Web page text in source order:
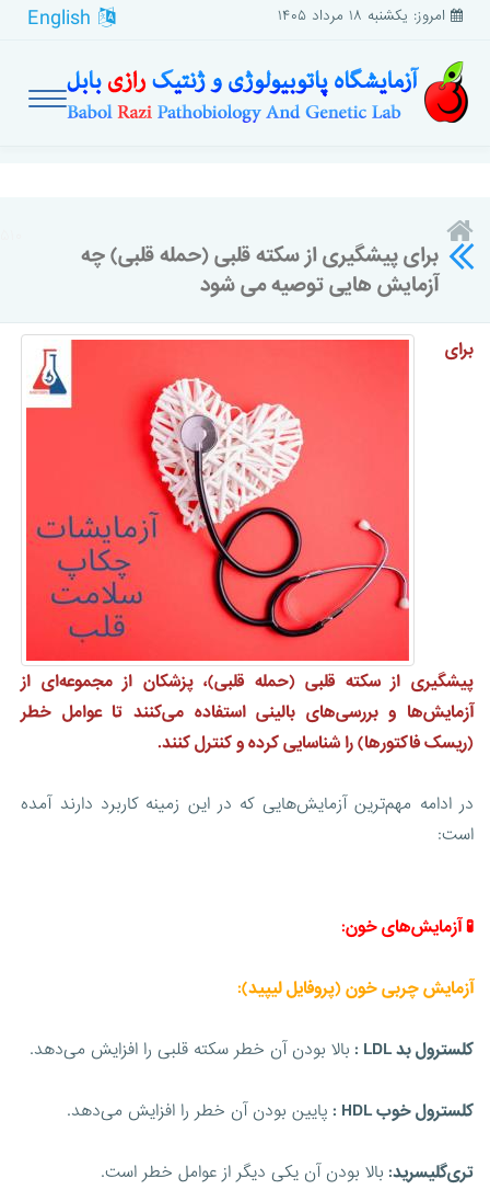
امروز: یکشنبه ۱۸ مرداد ۱۴۰۵
برای پیشگیری از سکته قلبی (حمله قلبی) چه
آزمایش هایی توصیه می شود
برای
پیشگیری از سکته قلبی (حمله قلبی)، پزشکان از مجموعه‌ای از
آزمایش‌ها و بررسی‌های بالینی استفاده می‌کنند تا عوامل خطر
(ریسک فاکتورها) را شناسایی کرده و کنترل کنند.
در ادامه مهم‌ترین آزمایش‌هایی که در این زمینه کاربرد دارند آمده
است:
🧪 آزمایش‌های خون:
آزمایش چربی خون (پروفایل لیپید):
کلسترول بد LDL : بالا بودن آن خطر سکته قلبی را افزایش می‌دهد.
کلسترول خوب HDL : پایین بودن آن خطر را افزایش می‌دهد.
تری‌گلیسرید: بالا بودن آن یکی دیگر از عوامل خطر است.